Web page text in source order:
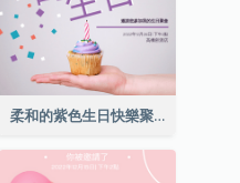
柔和的紫色生日快樂聚會請柬